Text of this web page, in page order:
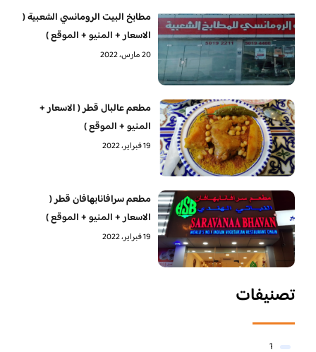
مطابخ البيت الرومانسي الشعبية (
الاسعار + المنيو + الموقع )
20 مارس، 2022
مطعم عالبال قطر ( الاسعار +
المنيو + الموقع )
19 فبراير، 2022
مطعم سرافانابهافان قطر (
الاسعار + المنيو + الموقع )
19 فبراير، 2022
تصنيفات
1